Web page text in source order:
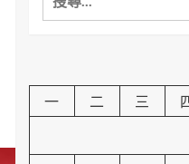
尋
字:
一
二 三